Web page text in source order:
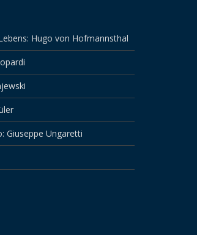
Hugo von Hofmannsthal
Giuseppe Ungaretti